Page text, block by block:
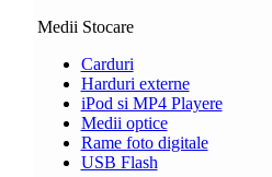
Medii Stocare
Carduri
Harduri externe
iPod si MP4 Playere
Medii optice
Rame foto digitale
USB Flash